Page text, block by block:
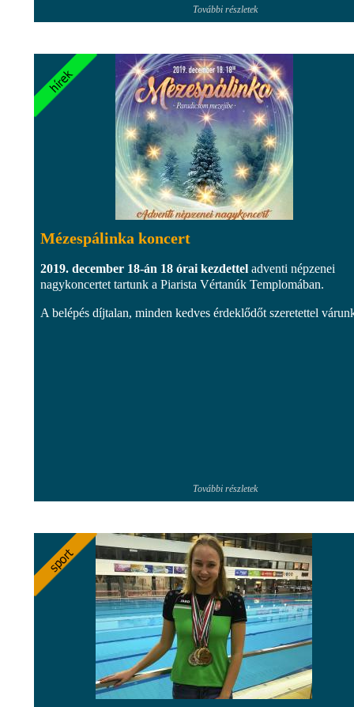
További részletek
Mézespálinka koncert
2019. december 18-án 18 órai kezdettel adventi népzenei
nagykoncertet tartunk a Piarista Vértanúk Templomában.
A belépés díjtalan, minden kedves érdeklődőt szeretettel
További részletek